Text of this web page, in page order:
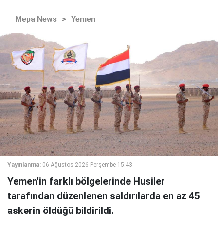
Mepa News > Yemen
Yayınlanma: 06 Ağustos 2026 Perşembe 15:43
Yemen'in farklı bölgelerinde Husiler
tarafından düzenlenen saldırılarda en az 45
askerin öldüğü bildirildi.